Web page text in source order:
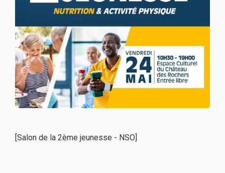
[Salon de la 2ème jeunesse - NSO]